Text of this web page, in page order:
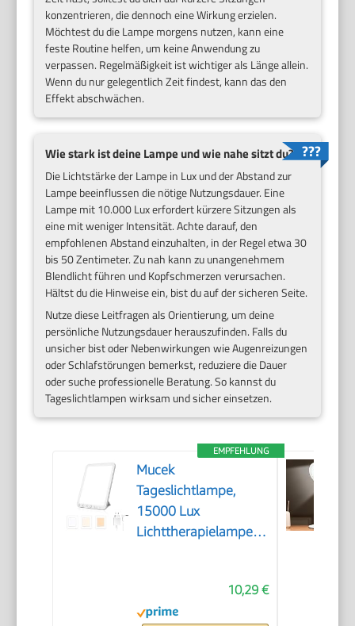
konzentrieren, die dennoch eine Wirkung erzielen.
Möchtest du die Lampe morgens nutzen, kann eine
feste Routine helfen, um keine Anwendung zu
verpassen. Regelmäßigkeit ist wichtiger als Länge allein.
Wenn du nur gelegentlich Zeit findest, kann das den
Effekt abschwächen.
Wie stark ist deine Lampe und wie nahe sitzt du?
Die Lichtstärke der Lampe in Lux und der Abstand zur
Lampe beeinflussen die nötige Nutzungsdauer. Eine
Lampe mit 10.000 Lux erfordert kürzere Sitzungen als
eine mit weniger Intensität. Achte darauf, den
empfohlenen Abstand einzuhalten, in der Regel etwa 30
bis 50 Zentimeter. Zu nah kann zu unangenehmem
Blendlicht führen und Kopfschmerzen verursachen.
Hältst du die Hinweise ein, bist du auf der sicheren Seite.
Nutze diese Leitfragen als Orientierung, um deine
persönliche Nutzungsdauer herauszufinden. Falls du
unsicher bist oder Nebenwirkungen wie Augenreizungen
oder Schlafstörungen bemerkst, reduziere die Dauer
oder suche professionelle Beratung. So kannst du
Tageslichtlampen wirksam und sicher einsetzen.
EMPFEHLUNG
Mucek
Tageslichtlampe,
15000 Lux
Lichttherapielampe,
Tageslicht, 3
10,29 €